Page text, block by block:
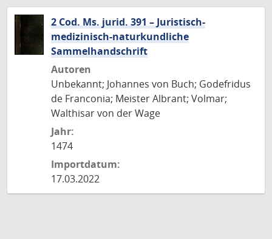
2 Cod. Ms. jurid. 391 – Juristisch-
medizinisch-naturkundliche
Sammelhandschrift
Autoren
Unbekannt; Johannes von Buch; Godefridus
de Franconia; Meister Albrant; Volmar;
Walthisar von der Wage
Jahr:
1474
Importdatum:
17.03.2022